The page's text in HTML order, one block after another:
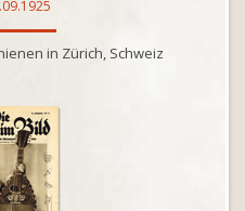
in Zürich, Schweiz